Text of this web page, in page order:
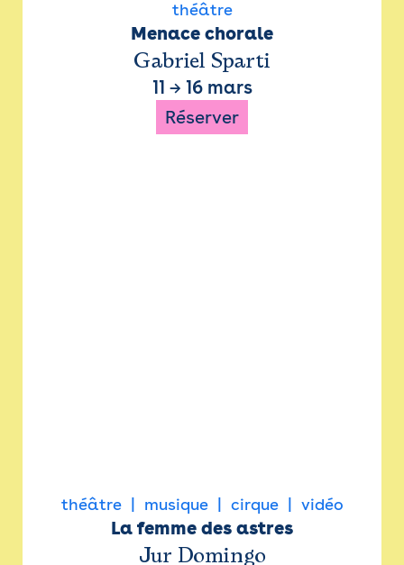
théâtre
Menace chorale
Gabriel Sparti
11 → 16 mars
Réserver
théâtre musique cirque vidéo
La femme des astres
Jur Domingo